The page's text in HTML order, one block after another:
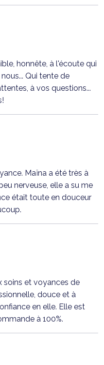
honnête, à l'écoute qui
Qui tente de
à vos questions...
Maïna a été très à
nerveuse, elle a su me
était toute en douceur
soins et voyances de
douce et à
en elle. Elle est
à 100%.